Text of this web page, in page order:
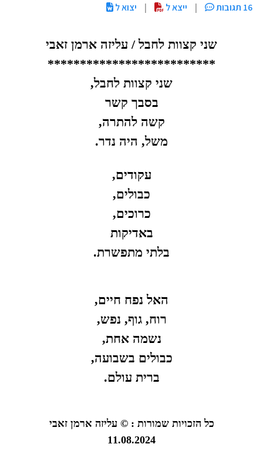
16 תגובות
| ייצא ל | יצוא ל
שני קצוות לחבל / עליזה ארמן זאבי
**************************
שני קצוות לחבל,
בסבך קשר
קשה להתרה,
משל, היה נדר.
עקודים,
כבולים,
כרוכים,
באדיקות
בלתי מתפשרת.
האל נפח חיים,
רוח, גוף, נפש,
נשמה אחת,
כבולים בשבועה,
ברית עולם.
כל הזכויות שמורות : © עליזה ארמן זאבי
11.08.2024